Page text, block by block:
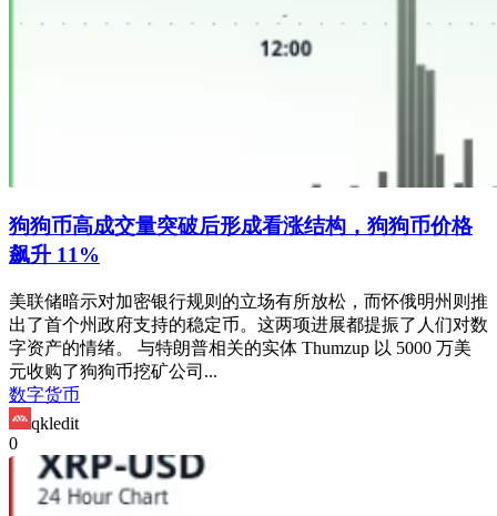
狗狗币高成交量突破后形成看涨结构，狗狗币价格
飙升 11%
美联储暗示对加密银行规则的立场有所放松，而怀俄明州则推
出了首个州政府支持的稳定币。这两项进展都提振了人们对数
字资产的情绪。 与特朗普相关的实体 Thumzup 以 5000 万美
元收购了狗狗币挖矿公司...
数字货币
qkledit
0